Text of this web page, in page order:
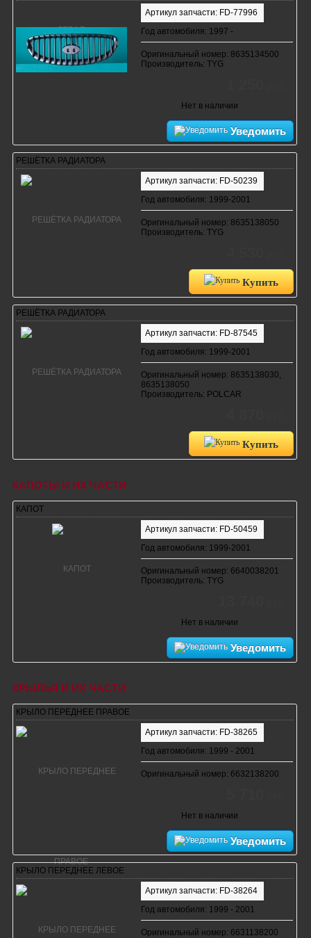
Артикул запчасти: FD-77996
Год автомобиля: 1997 -
Оригинальный номер: 8635134500
Производитель: TYG
Нет в наличии
Уведомить
РЕШЁТКА РАДИАТОРА
Артикул запчасти: FD-50239
Год автомобиля: 1999-2001
Оригинальный номер: 8635138050
Производитель: TYG
Купить
РЕШЁТКА РАДИАТОРА
Артикул запчасти: FD-87545
Год автомобиля: 1999-2001
Оригинальный номер: 8635138030,
8635138050
Производитель: POLCAR
Купить
КАПОТЫ И ИХ ЧАСТИ
КАПОТ
Артикул запчасти: FD-50459
Год автомобиля: 1999-2001
Оригинальный номер: 6640038201
Производитель: TYG
Нет в наличии
Уведомить
КРЫЛЬЯ И ИХ ЧАСТИ
КРЫЛО ПЕРЕДНЕЕ ПРАВОЕ
Артикул запчасти: FD-38265
Год автомобиля: 1999 - 2001
Оригинальный номер: 6632138200
Нет в наличии
Уведомить
КРЫЛО ПЕРЕДНЕЕ ЛЕВОЕ
Артикул запчасти: FD-38264
Год автомобиля: 1999 - 2001
Оригинальный номер: 6631138200